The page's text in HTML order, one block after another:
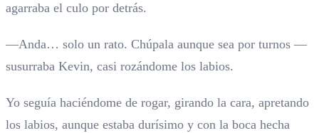
agarraba el culo por detrás.
—Anda… solo un rato. Chúpala aunque sea por turnos —
susurraba Kevin, casi rozándome los labios.
Yo seguía haciéndome de rogar, girando la cara, apretando
los labios, aunque estaba durísimo y con la boca hecha